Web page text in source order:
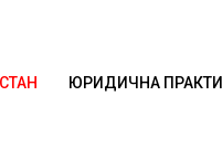
ЮРИДИЧНА